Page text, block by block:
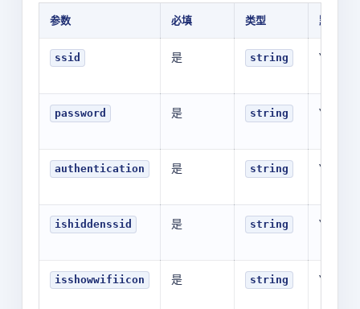
参数 必填 类型 默认值
ssid 是 string
password 是 string
authentication 是 string
ishiddenssid 是 string
isshowwifiicon 是 string